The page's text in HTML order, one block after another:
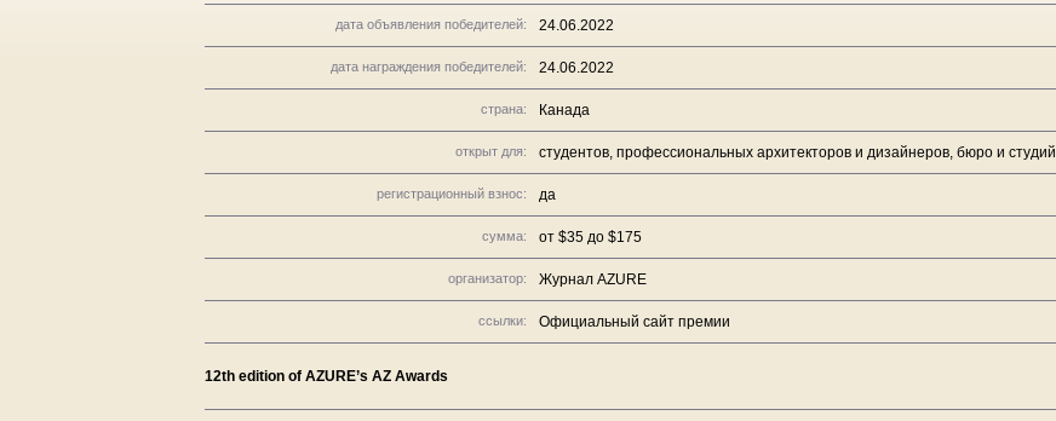
дата объявления победителей: 24.06.2022
дата награждения победителей: 24.06.2022
страна: Канада
открыт для: студентов, профессиональных архитекторов и дизайнеров, бюро и студий
регистрационный взнос: да
сумма: от $35 до $175
организатор: Журнал AZURE
ссылки: Официальный сайт премии
12th edition of AZURE’s AZ Awards